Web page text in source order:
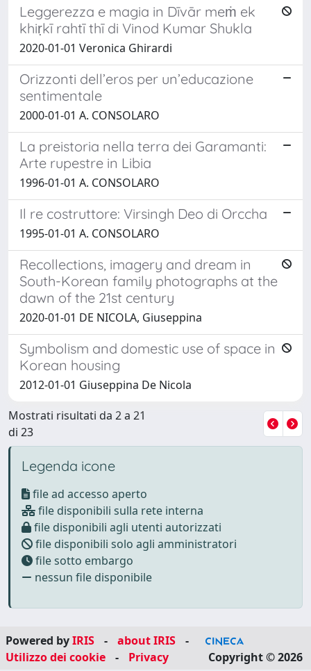
Leggerezza e magia in Dīvār meṁ ek
khiṛkī rahtī thī di Vinod Kumar Shukla
2020-01-01 Veronica Ghirardi
Orizzonti dell’eros per un’educazione
sentimentale
2000-01-01 A. CONSOLARO
La preistoria nella terra dei Garamanti:
Arte rupestre in Libia
1996-01-01 A. CONSOLARO
Il re costruttore: Virsingh Deo di Orccha
1995-01-01 A. CONSOLARO
Recollections, imagery and dream in
South-Korean family photographs at the
dawn of the 21st century
2020-01-01 DE NICOLA, Giuseppina
Symbolism and domestic use of space in
Korean housing
2012-01-01 Giuseppina De Nicola
Mostrati risultati da 2 a 21
di 23
Legenda icone
file ad accesso aperto
file disponibili sulla rete interna
file disponibili agli utenti autorizzati
file disponibili solo agli amministratori
file sotto embargo
nessun file disponibile
Powered byIRIS - about IRIS
-
Utilizzo dei cookie
- Privacy Copyright © 2026